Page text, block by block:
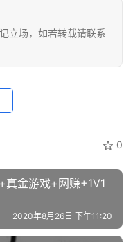
立场，如若转载请联系
0
真金游戏+网赚+1V1
2020年8月26日 下午11:20